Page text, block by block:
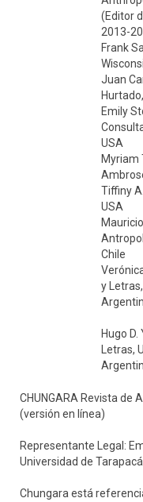
(Editor
2013-
Frank
Juan
Emily
USA
Myriam
Tiffiny
USA
Chile
y
Hugo
Letras,
CHUNGARA Revista de
(versión en línea)
Representante Legal:
Universidad de Tarapacá
Chungara está